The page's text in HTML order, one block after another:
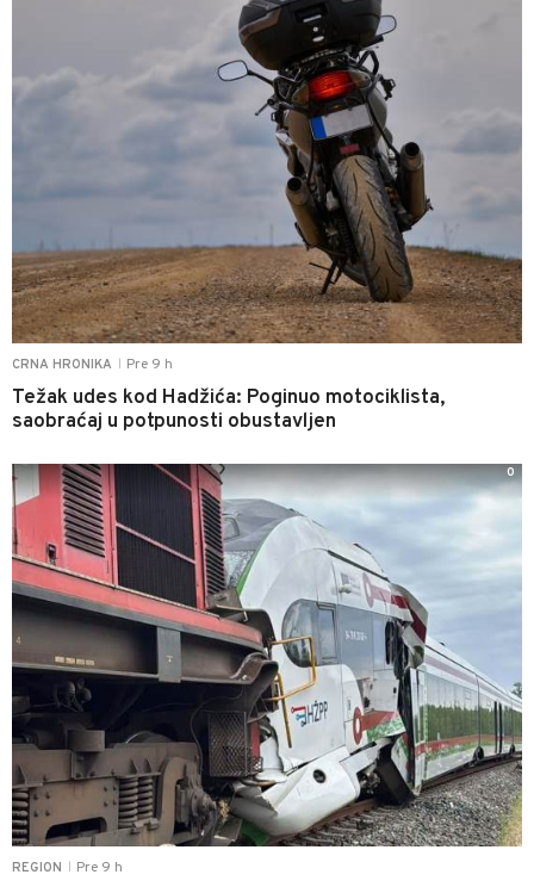
CRNA HRONIKA Pre 9 h
Težak udes kod Hadžića: Poginuo motociklista,
saobraćaj u potpunosti obustavljen
REGION Pre 9 h
0